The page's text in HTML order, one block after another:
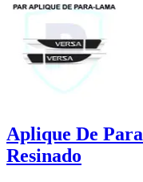
Aplique De
Resinado